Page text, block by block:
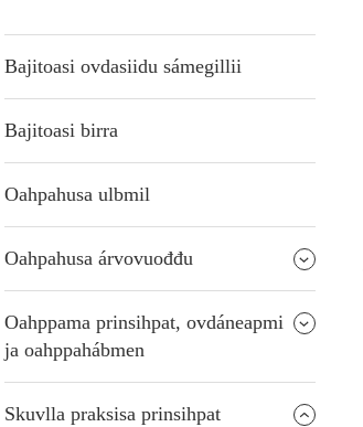
Bajitoasi ovdasiidu sámegillii
Bajitoasi birra
Oahpahusa ulbmil
Oahpahusa árvovuođđu
Oahppama prinsihpat, ovdáneapmi
ja oahppahábmen
Skuvlla praksisa prinsihpat